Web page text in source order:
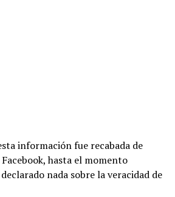
información fue recabada de
hasta el momento
nada sobre la veracidad de